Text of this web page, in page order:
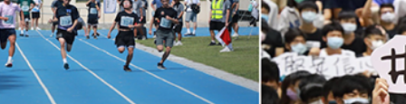
KAOHSIUNG NORMAL UNIVERSITY